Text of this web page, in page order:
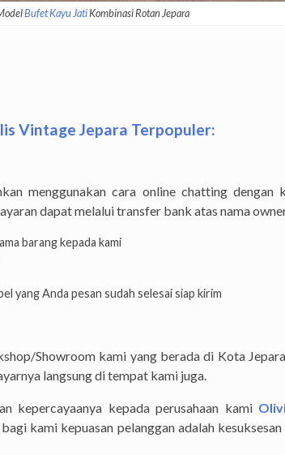
Bufet Kayu JatiKombinasi Rotan Jepara
Vintage Jepara Terpopuler:
menggunakan cara online chatting dengan
dapat melalui transfer bank atas nama
barang kepada kami
yang Anda pesan sudah selesai siap kirim
Showroom kami yang berada di Kota
langsung di tempat kami juga.
kepercayaanya kepada perusahaan kami
kami kepuasan pelanggan adalah